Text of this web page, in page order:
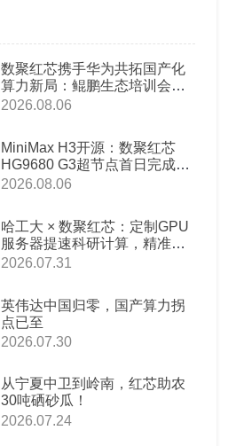
数聚红芯携手华为共拓国产化
算力新局：鲲鹏生态培训会圆
满举办
2026.08.06
MiniMax H3开源：数聚红芯
HG9680 G3超节点首日完成本
地部署适配
2026.08.06
哈工大 × 数聚红芯：定制GPU
服务器提速科研计算，精准破
解高校AI教科研算力难题
2026.07.31
英伟达中国归零，国产算力拐
点已至
2026.07.30
从宁夏中卫到岭南，红芯助农
30吨硒砂瓜！
2026.07.24